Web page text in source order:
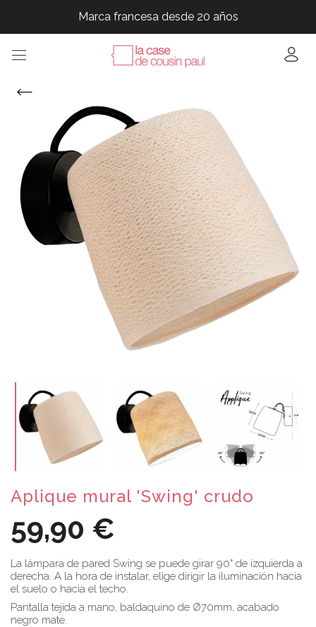
Marca francesa desde 20 años
Marca francesa desde 20 años
Marca francesa desde 20 años
Aplique mural 'Swing' crudo
59,90 €
La lámpara de pared Swing se puede girar 90° de izquierda a
derecha. A la hora de instalar, elige dirigir la iluminación hacia
el suelo o hacia el techo.
Pantalla tejida a mano, baldaquino de Ø70mm, acabado
negro mate.